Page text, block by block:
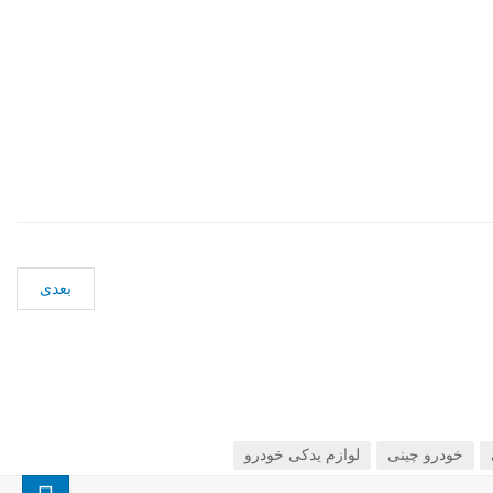
بعدی
خودرو چینی لوازم یدکی خودرو